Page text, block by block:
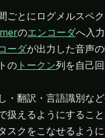
ごとにログメルスペ
のエンコーダ
ーダが出力した音声
の トークン列を自己
・翻訳・言語識別な
扱えるようにするこ
スクをこなせるように